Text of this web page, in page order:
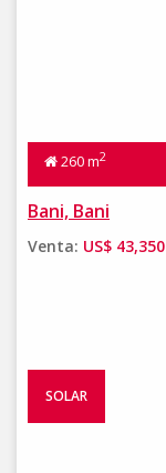
260 m2
Bani, Bani
Venta: US$ 43,350
SOLAR